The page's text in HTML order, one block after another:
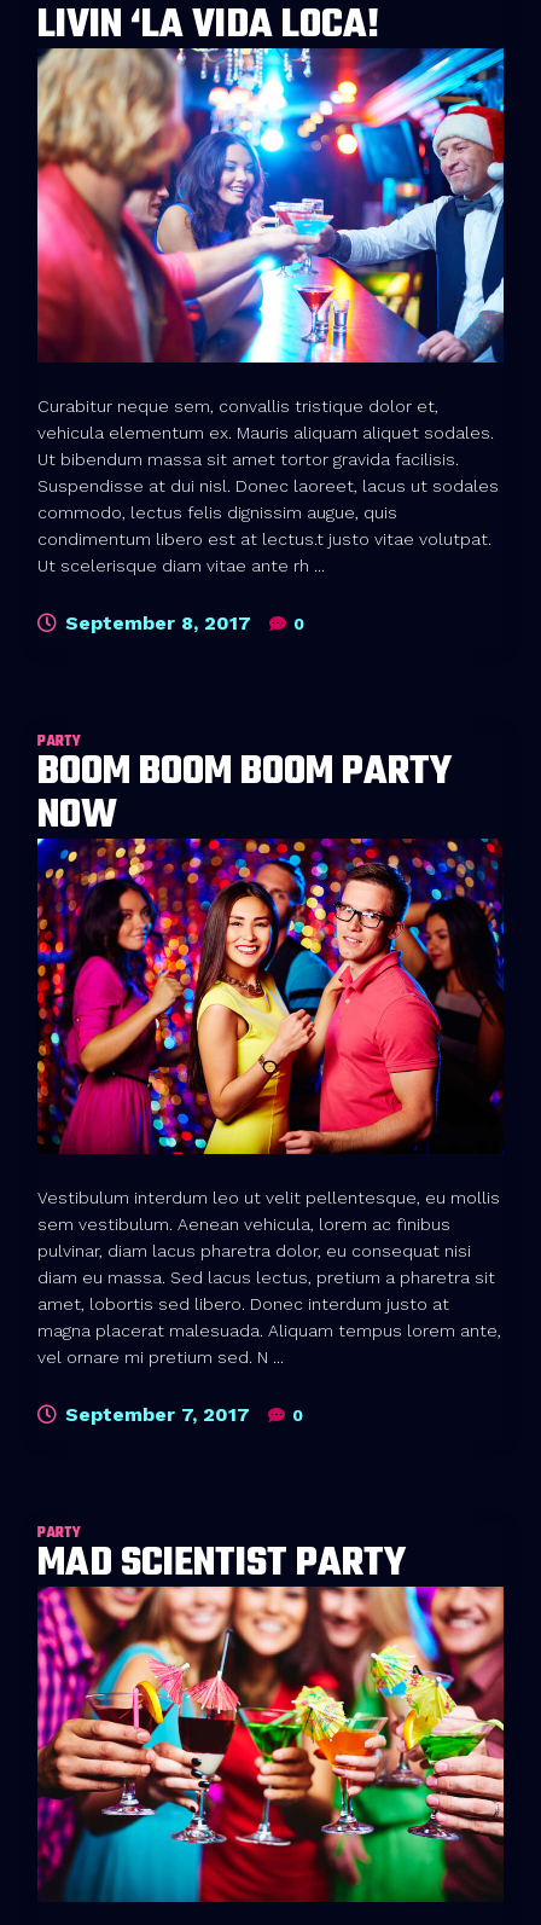
LIVIN ‘LA VIDA LOCA!
Curabitur neque sem, convallis tristique dolor et,
vehicula elementum ex. Mauris aliquam aliquet sodales.
Ut bibendum massa sit amet tortor gravida facilisis.
Suspendisse at dui nisl. Donec laoreet, lacus ut sodales
commodo, lectus felis dignissim augue, quis
condimentum libero est at lectus.t justo vitae volutpat.
Ut scelerisque diam vitae ante rh ...
September 8, 2017 0
PARTY
BOOM BOOM BOOM PARTY
NOW
Vestibulum interdum leo ut velit pellentesque, eu mollis
sem vestibulum. Aenean vehicula, lorem ac finibus
pulvinar, diam lacus pharetra dolor, eu consequat nisi
diam eu massa. Sed lacus lectus, pretium a pharetra sit
amet, lobortis sed libero. Donec interdum justo at
magna placerat malesuada. Aliquam tempus lorem ante,
vel ornare mi pretium sed. N ...
September 7, 2017 0
PARTY
MAD SCIENTIST PARTY